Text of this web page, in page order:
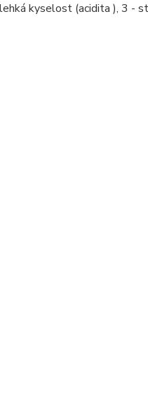
kyselost (acidita ), 3 -